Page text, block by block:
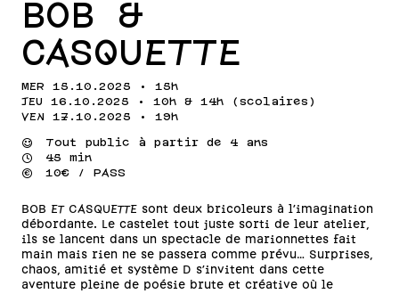
BOB &
CASQUETTE
MER 15.10.2025 • 15h
JEU 16.10.2025 • 10h & 14h (scolaires)
VEN 17.10.2025 • 19h
⌣
Tout public à partir de 4 ans
⌚
45 min
💰
10€ / PASS
BOB ET CASQUETTE sont deux bricoleurs à l’imagination
débordante. Le castelet tout juste sorti de leur atelier,
ils se lancent dans un spectacle de marionnettes fait
main mais rien ne se passera comme prévu… Surprises,
chaos, amitié et système D s’invitent dans cette
aventure pleine de poésie brute et créative où le